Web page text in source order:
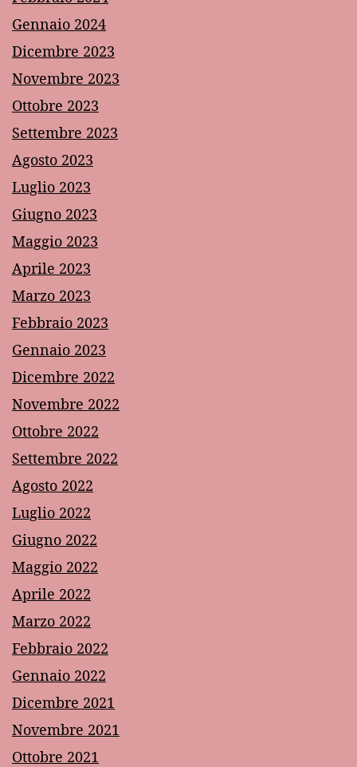
Gennaio 2024
Dicembre 2023
Novembre 2023
Ottobre 2023
Settembre 2023
Agosto 2023
Luglio 2023
Giugno 2023
Maggio 2023
Aprile 2023
Marzo 2023
Febbraio 2023
Gennaio 2023
Dicembre 2022
Novembre 2022
Ottobre 2022
Settembre 2022
Agosto 2022
Luglio 2022
Giugno 2022
Maggio 2022
Aprile 2022
Marzo 2022
Febbraio 2022
Gennaio 2022
Dicembre 2021
Novembre 2021
Ottobre 2021